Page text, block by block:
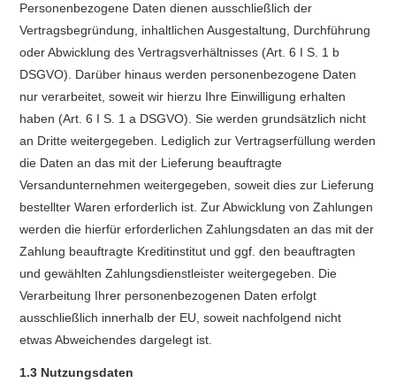
Personenbezogene Daten dienen ausschließlich der
Vertragsbegründung, inhaltlichen Ausgestaltung, Durchführung
oder Abwicklung des Vertragsverhältnisses (Art. 6 I S. 1 b
DSGVO). Darüber hinaus werden personenbezogene Daten
nur verarbeitet, soweit wir hierzu Ihre Einwilligung erhalten
haben (Art. 6 I S. 1 a DSGVO). Sie werden grundsätzlich nicht
an Dritte weitergegeben. Lediglich zur Vertragserfüllung werden
die Daten an das mit der Lieferung beauftragte
Versandunternehmen weitergegeben, soweit dies zur Lieferung
bestellter Waren erforderlich ist. Zur Abwicklung von Zahlungen
werden die hierfür erforderlichen Zahlungsdaten an das mit der
Zahlung beauftragte Kreditinstitut und ggf. den beauftragten
und gewählten Zahlungsdienstleister weitergegeben. Die
Verarbeitung Ihrer personenbezogenen Daten erfolgt
ausschließlich innerhalb der EU, soweit nachfolgend nicht
etwas Abweichendes dargelegt ist.
1.3 Nutzungsdaten